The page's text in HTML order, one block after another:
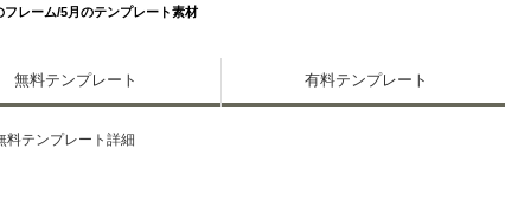
レーム/5月のテンプレート素材
無料テンプレート 有料テンプレート
料テンプレート詳細